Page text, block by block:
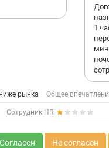
1
ниже рынка Общее
Сотрудник HR:
Согласен Не согласен